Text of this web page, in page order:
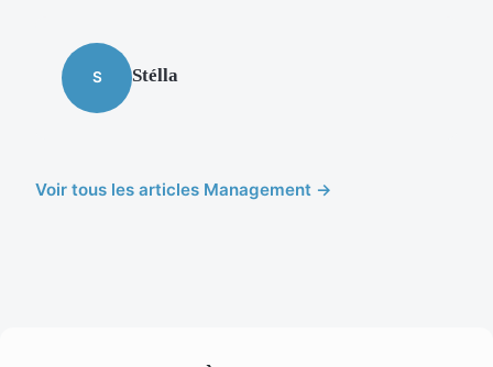
S Stélla
Voir tous les articles Management →